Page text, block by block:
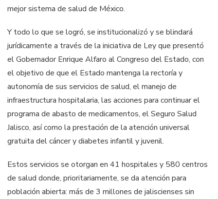
mejor sistema de salud de México.
Y todo lo que se logró, se institucionalizó y se blindará
jurídicamente a través de la iniciativa de Ley que presentó
el Gobernador Enrique Alfaro al Congreso del Estado, con
el objetivo de que el Estado mantenga la rectoría y
autonomía de sus servicios de salud, el manejo de
infraestructura hospitalaria, las acciones para continuar el
programa de abasto de medicamentos, el Seguro Salud
Jalisco, así como la prestación de la atención universal
gratuita del cáncer y diabetes infantil y juvenil.
Estos servicios se otorgan en 41 hospitales y 580 centros
de salud donde, prioritariamente, se da atención para
población abierta: más de 3 millones de jaliscienses sin